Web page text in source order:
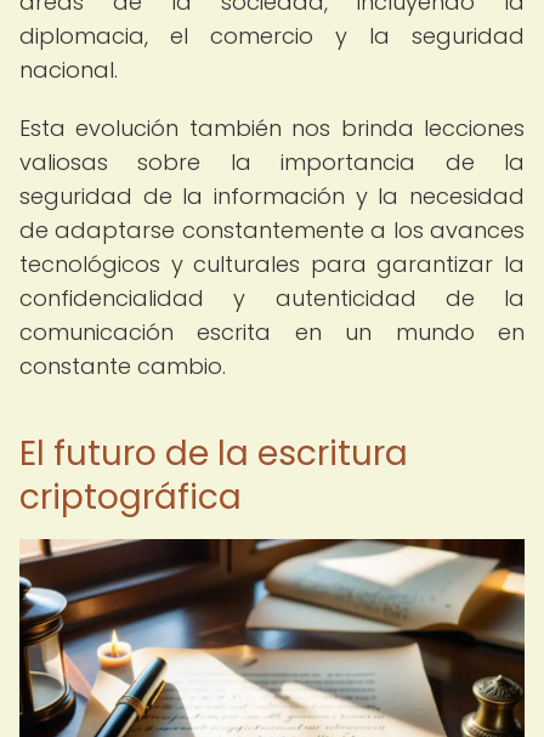
diplomacia, el comercio y la seguridad
nacional.
Esta evolución también nos brinda lecciones
valiosas sobre la importancia de la
seguridad de la información y la necesidad
de adaptarse constantemente a los avances
tecnológicos y culturales para garantizar la
confidencialidad y autenticidad de la
comunicación escrita en un mundo en
constante cambio.
El futuro de la escritura
criptográfica